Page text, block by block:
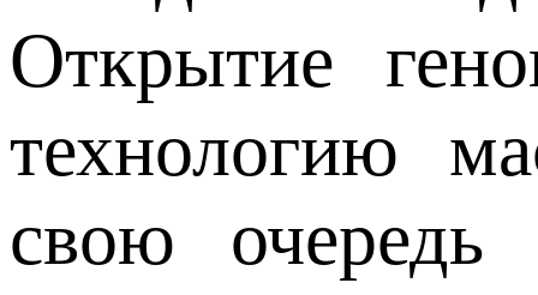
Открытие
технологию
свою очередь